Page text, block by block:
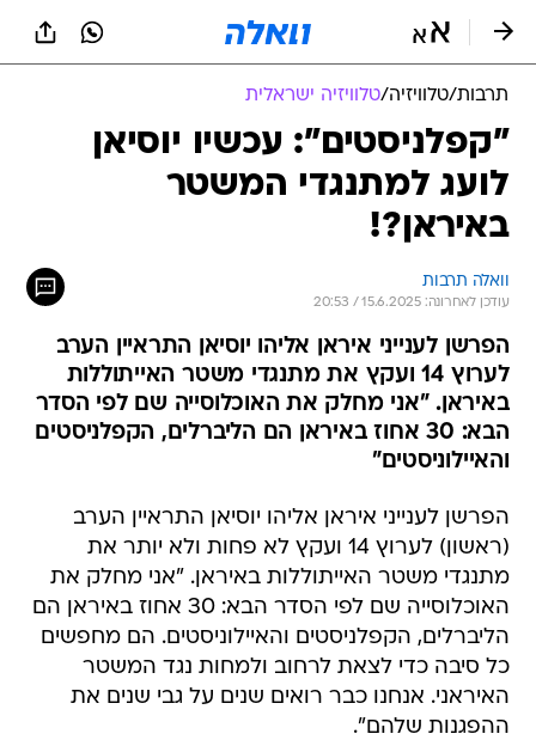
תרבות/טלוויזיה/טלוויזיה ישראלית
"קפלניסטים": עכשיו יוסיאן
לועג למתנגדי המשטר
באיראן?!
וואלה תרבות
עודכן לאחרונה: 15.6.2025 / 20:53
הפרשן לענייני איראן אליהו יוסיאן התראיין הערב
לערוץ 14 ועקץ את מתנגדי משטר האייתוללות
באיראן. "אני מחלק את האוכלוסייה שם לפי הסדר
הבא: 30 אחוז באיראן הם הליברלים, הקפלניסטים
והאיילוניסטים"
הפרשן לענייני איראן אליהו יוסיאן התראיין הערב
(ראשון) לערוץ 14 ועקץ לא פחות ולא יותר את
מתנגדי משטר האייתוללות באיראן. "אני מחלק את
האוכלוסייה שם לפי הסדר הבא: 30 אחוז באיראן הם
הליברלים, הקפלניסטים והאיילוניסטים. הם מחפשים
כל סיבה כדי לצאת לרחוב ולמחות נגד המשטר
האיראני. אנחנו כבר רואים שנים על גבי שנים את
ההפגנות שלהם".